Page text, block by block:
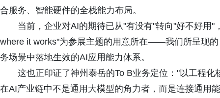
合服务、智能硬件的全栈能力布局。
当前，企业对AI的期待已从"有没有"转向"好不好用
where it works"为参展主题的用意所在——我们所呈现
务场景中落地生效的AI应用能力体系。
这也正印证了神州泰岳的To B业务定位："以工程
在AI产业链中不是通用大模型的角力者，而是连接通用